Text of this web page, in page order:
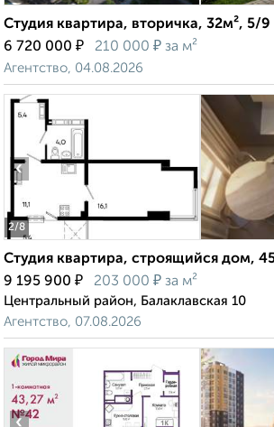
Студия квартира, вторичка, 32м², 5/
6 720 000 ₽ 210 000 ₽ за м²
Агентство, 04.08.2026
2/8
‹
Студия квартира, строящийся дом,
9 195 900 ₽ 203 000 ₽ за м²
Центральный район, Балаклавская 10
Агентство, 07.08.2026
‹